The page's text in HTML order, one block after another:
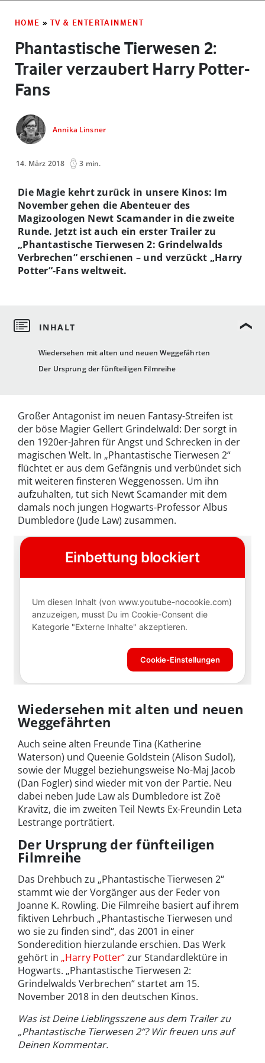
HOME » TV & ENTERTAINMENT
Phantastische Tierwesen 2:
Trailer verzaubert Harry Potter-
Fans
Annika Linsner
14. März 2018 3 min.
Wiedersehen mit alten und neuen Weggefährten
Der Ursprung der fünfteiligen Filmreihe
Die Magie kehrt zurück in unsere Kinos: Im
November gehen die Abenteuer des
Magizoologen Newt Scamander in die zweite
Runde. Jetzt ist auch ein erster Trailer zu
„Phantastische Tierwesen 2: Grindelwalds
Verbrechen“ erschienen – und verzückt „Harry
Potter“-Fans weltweit.
Großer Antagonist im neuen Fantasy-Streifen ist
der böse Magier Gellert Grindelwald: Der sorgt in
den 1920er-Jahren für Angst und Schrecken in der
magischen Welt. In „Phantastische Tierwesen 2“
flüchtet er aus dem Gefängnis und verbündet sich
mit weiteren finsteren Weggenossen. Um ihn
aufzuhalten, tut sich Newt Scamander mit dem
damals noch jungen Hogwarts-Professor Albus
Dumbledore (Jude Law) zusammen.
Wiedersehen mit alten und neuen
Weggefährten
Auch seine alten Freunde Tina (Katherine
Waterson) und Queenie Goldstein (Alison Sudol),
sowie der Muggel beziehungsweise No-Maj Jacob
(Dan Fogler) sind wieder mit von der Partie. Neu
dabei neben Jude Law als Dumbledore ist Zoë
Kravitz, die im zweiten Teil Newts Ex-Freundin Leta
Lestrange porträtiert.
Der Ursprung der fünfteiligen
Filmreihe
Das Drehbuch zu „Phantastische Tierwesen 2“
stammt wie der Vorgänger aus der Feder von
Joanne K. Rowling. Die Filmreihe basiert auf ihrem
fiktiven Lehrbuch „Phantastische Tierwesen und
wo sie zu finden sind“, das 2001 in einer
Sonderedition hierzulande erschien. Das Werk
gehört in „Harry Potter“zur Standardlektüre in
Hogwarts. „Phantastische Tierwesen 2:
Grindelwalds Verbrechen“ startet am 15.
November 2018 in den deutschen Kinos.
Was ist Deine Lieblingsszene aus dem Trailer zu
„Phantastische Tierwesen 2“? Wir freuen uns auf
Deinen Kommentar.